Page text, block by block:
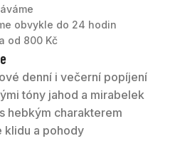
obvykle do 24 hodin
od 800 Kč
denní i večerní popíjení
tóny jahod a mirabelek
hebkým charakterem
klidu a pohody